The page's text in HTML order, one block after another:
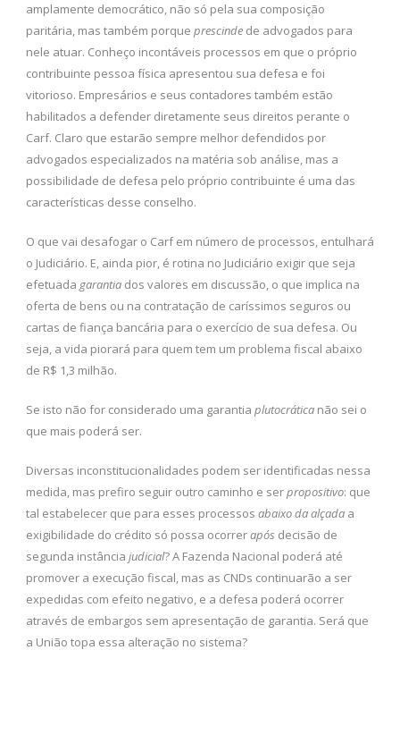
amplamente democrático, não só pela sua composição
paritária, mas também porque prescinde de advogados para
nele atuar. Conheço incontáveis processos em que o próprio
contribuinte pessoa física apresentou sua defesa e foi
vitorioso. Empresários e seus contadores também estão
habilitados a defender diretamente seus direitos perante o
Carf. Claro que estarão sempre melhor defendidos por
advogados especializados na matéria sob análise, mas a
possibilidade de defesa pelo próprio contribuinte é uma das
características desse conselho.
O que vai desafogar o Carf em número de processos, entulhará
o Judiciário. E, ainda pior, é rotina no Judiciário exigir que seja
efetuada garantia dos valores em discussão, o que implica na
oferta de bens ou na contratação de caríssimos seguros ou
cartas de fiança bancária para o exercício de sua defesa. Ou
seja, a vida piorará para quem tem um problema fiscal abaixo
de R$ 1,3 milhão.
Se isto não for considerado uma garantia plutocrática não sei o
que mais poderá ser.
Diversas inconstitucionalidades podem ser identificadas nessa
medida, mas prefiro seguir outro caminho e serpropositivo: que
tal estabelecer que para esses processos abaixo da alçada a
exigibilidade do crédito só possa ocorrerapós decisão de
segunda instância judicial? A Fazenda Nacional poderá até
promover a execução fiscal, mas as CNDs continuarão a ser
expedidas com efeito negativo, e a defesa poderá ocorrer
através de embargos sem apresentação de garantia. Será que
a União topa essa alteração no sistema?